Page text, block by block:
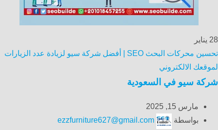
28 يناير
تحسين محركات البحث SEO | أفضل شركة سيو لزيادة عدد الزيارات
لموقعك الالكتروني
شركة سيو في السعودية
مارس 15, 2025
بواسطة
ezzfurniture627@gmail.com